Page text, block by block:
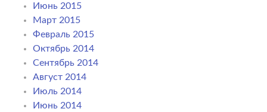
Июнь 2015
Март 2015
Февраль 2015
Октябрь 2014
Сентябрь 2014
Август 2014
Июль 2014
Июнь 2014